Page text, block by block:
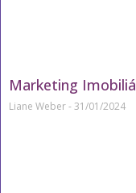
Marketing
Liane Weber 31/01/2024